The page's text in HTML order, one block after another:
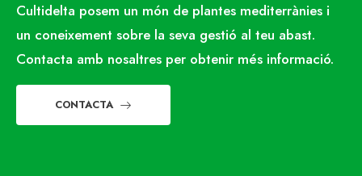
Cultidelta posem un món de plantes mediterrànies i
un coneixement sobre la seva gestió al teu abast.
Contacta amb nosaltres per obtenir més informació.
CONTACTA